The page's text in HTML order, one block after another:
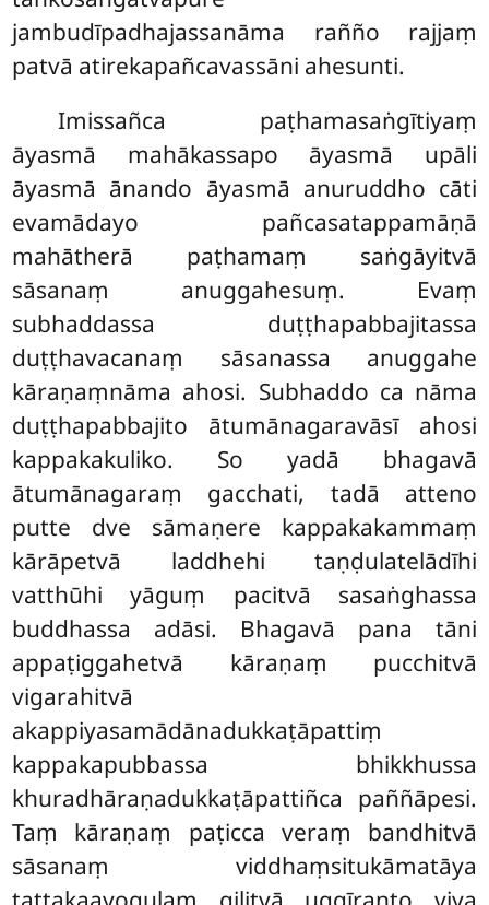
jambudīpadhajassanāma rañño rajjaṃ
patvā atirekapañcavassāni ahesunti.
Imissañca paṭhamasaṅgītiyaṃ
āyasmā mahākassapo āyasmā upāli
āyasmā ānando āyasmā anuruddho cāti
evamādayo pañcasatappamāṇā
mahātherā paṭhamaṃ saṅgāyitvā
sāsanaṃ anuggahesuṃ. Evaṃ
subhaddassa duṭṭhapabbajitassa
duṭṭhavacanaṃ sāsanassa anuggahe
kāraṇaṃnāma ahosi. Subhaddo ca nāma
duṭṭhapabbajito ātumānagaravāsī ahosi
kappakakuliko. So yadā bhagavā
ātumānagaraṃ gacchati, tadā atteno
putte dve sāmaṇere kappakakammaṃ
kārāpetvā laddhehi taṇḍulatelādīhi
vatthūhi yāguṃ pacitvā sasaṅghassa
buddhassa adāsi. Bhagavā pana tāni
appaṭiggahetvā kāraṇaṃ pucchitvā
vigarahitvā
akappiyasamādānadukkaṭāpattiṃ
kappakapubbassa bhikkhussa
khuradhāraṇadukkaṭāpattiñca paññāpesi.
Taṃ kāraṇaṃ paṭicca veraṃ bandhitvā
sāsanaṃ viddhaṃsitukāmatāya